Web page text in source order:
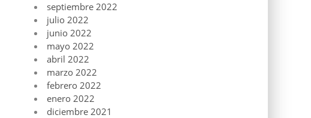
septiembre 2022
julio 2022
junio 2022
mayo 2022
abril 2022
marzo 2022
febrero 2022
enero 2022
diciembre 2021